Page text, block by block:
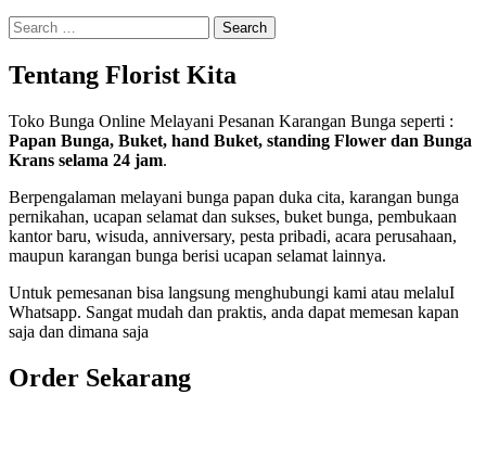
Search
for:
Tentang Florist Kita
Toko Bunga Online Melayani Pesanan Karangan Bunga seperti :
Papan Bunga, Buket, hand Buket, standing Flower dan Bunga
Krans selama 24 jam.
Berpengalaman melayani bunga papan duka cita, karangan bunga
pernikahan, ucapan selamat dan sukses, buket bunga, pembukaan
kantor baru, wisuda, anniversary, pesta pribadi, acara perusahaan,
maupun karangan bunga berisi ucapan selamat lainnya.
Untuk pemesanan bisa langsung menghubungi kami atau melaluI
Whatsapp. Sangat mudah dan praktis, anda dapat memesan kapan
saja dan dimana saja
Order Sekarang